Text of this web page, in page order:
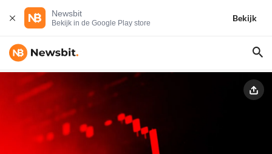
Newsbit
Bekijk in de Google Play store
Bekijk